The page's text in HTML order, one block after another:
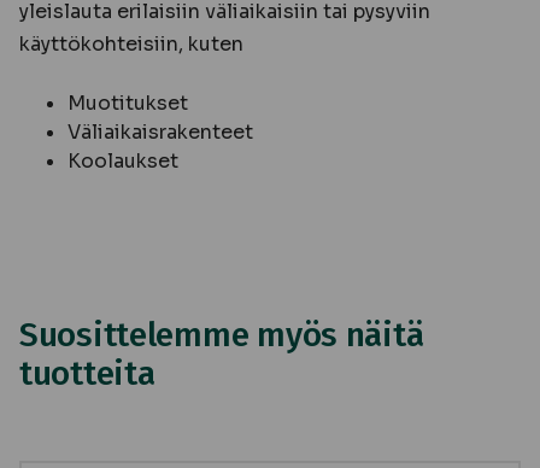
yleislauta erilaisiin väliaikaisiin tai pysyviin
käyttökohteisiin, kuten
Muotitukset
Väliaikaisrakenteet
Koolaukset
Suosittelemme myös näitä
tuotteita